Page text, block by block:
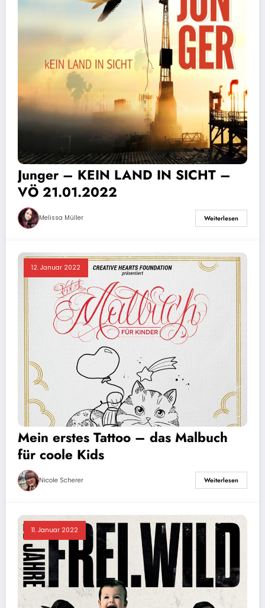
Junger – KEIN LAND IN SICHT –
VÖ 21.01.2022
Melissa Müller Weiterlesen
12. Januar 2022
Mein erstes Tattoo – das Malbuch
für coole Kids
Nicole Scherer Weiterlesen
11. Januar 2022